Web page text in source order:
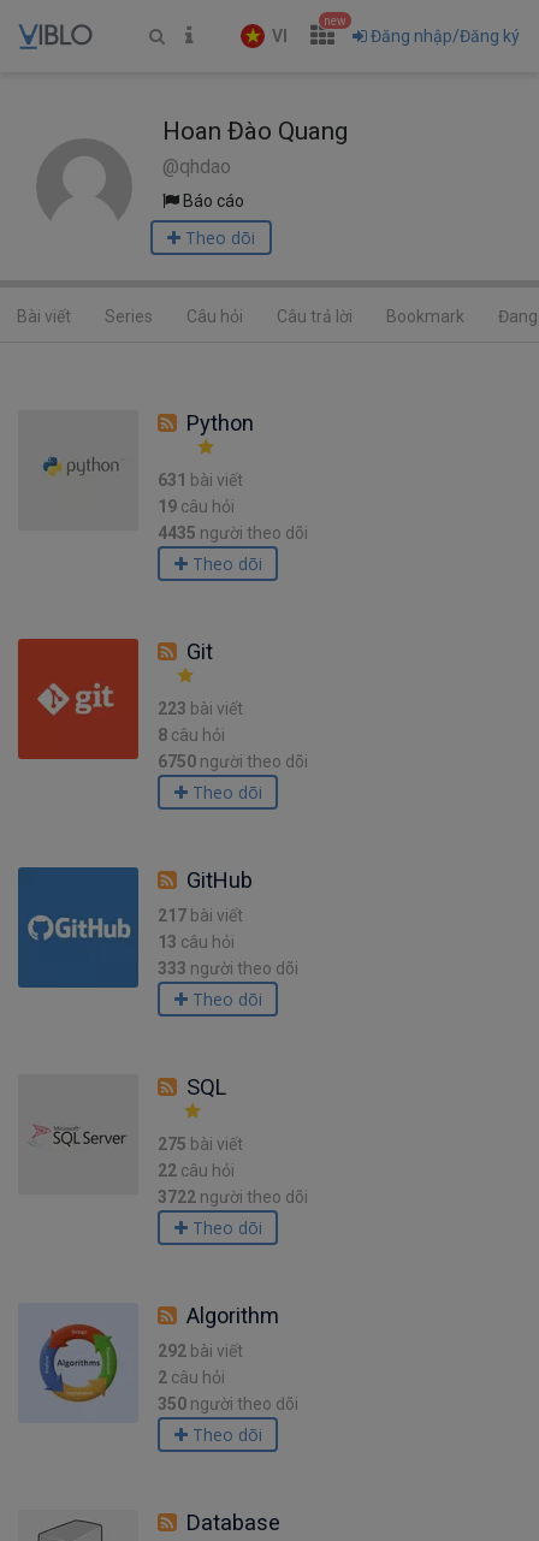
VI
new
Đăng nhập/Đăng ký
Hoan Đào Quang
@qhdao
Báo cáo
Theo dõi
Bài viết Series Câu hỏi Câu trả lời Bookmark
Python
631 bài viết
19 câu hỏi
4435 người theo dõi
Theo dõi
Git
223 bài viết
8 câu hỏi
6750 người theo dõi
Theo dõi
GitHub
217 bài viết
13 câu hỏi
333 người theo dõi
Theo dõi
SQL
275 bài viết
22 câu hỏi
3722 người theo dõi
Theo dõi
Algorithm
292 bài viết
2 câu hỏi
350 người theo dõi
Theo dõi
Database